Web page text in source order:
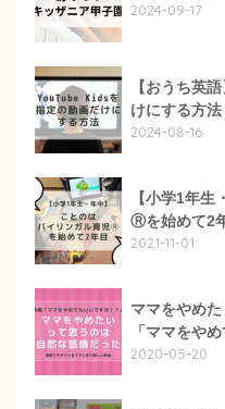
2024-09-17
【おうち英
けにする方法
2024-08-16
【小学1年
Ⓡを始めて2
2021-11-01
ママをやめ
「ママをや
2020-05-20